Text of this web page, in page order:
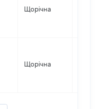
Щорічна
Щорічна